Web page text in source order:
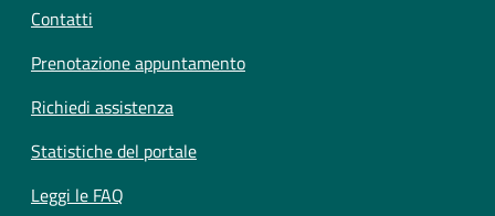
Contatti
Prenotazione appuntamento
Richiedi assistenza
Statistiche del portale
Leggi le FAQ